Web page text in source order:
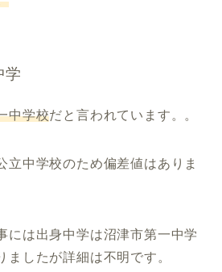
学
中学校だと言われています。。
立中学校のため偏差値はありま
には出身中学は沼津市第一中学
ましたが詳細は不明です。